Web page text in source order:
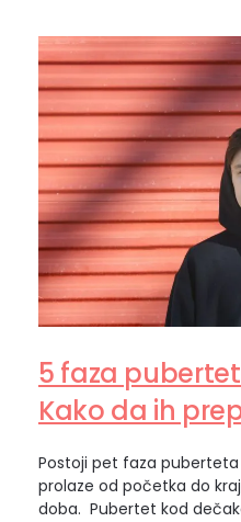
zemljani znak zodijaka i
pojavljuje posle zime.
5 faza
Kako da ih
Postoji pet faza
prolaze od početka do
doba. Pubertet kod